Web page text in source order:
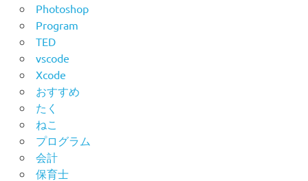
Photoshop
Program
TED
vscode
Xcode
おすすめ
たく
ねこ
プログラム
会計
保育士